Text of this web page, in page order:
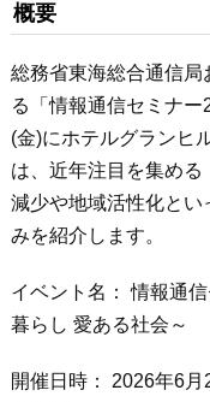
概要
総務省東海総合通信
る「情報通信セミナ
(金)にホテルグランヒ
は、近年注目を集め
減少や地域活性化とい
みを紹介します。
イベント名： 情報通
暮らし 愛ある社会～
開催日時： 2026年6月